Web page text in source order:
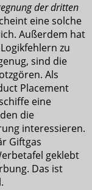
der dritten
eine solche
Außerdem hat
zu
sind die
Als
Placement
eine
die
interessieren.
Giftgas
geklebt
Das ist